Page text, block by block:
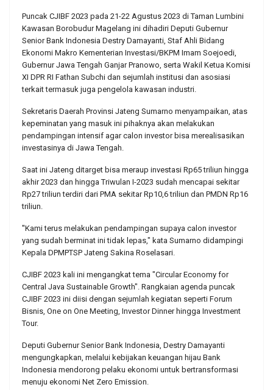
Puncak CJIBF 2023 pada 21-22 Agustus 2023 di Taman Lumbini
Kawasan Borobudur Magelang ini dihadiri Deputi Gubernur
Senior Bank Indonesia Destry Damayanti, Staf Ahli Bidang
Ekonomi Makro Kementerian Investasi/BKPM Imam Soejoedi,
Gubernur Jawa Tengah Ganjar Pranowo, serta Wakil Ketua Komisi
XI DPR RI Fathan Subchi dan sejumlah institusi dan asosiasi
terkait termasuk juga pengelola kawasan industri.
Sekretaris Daerah Provinsi Jateng Sumarno menyampaikan, atas
kepeminatan yang masuk ini pihaknya akan melakukan
pendampingan intensif agar calon investor bisa merealisasikan
investasinya di Jawa Tengah.
Saat ini Jateng ditarget bisa meraup investasi Rp65 triliun hingga
akhir 2023 dan hingga Triwulan I-2023 sudah mencapai sekitar
Rp27 triliun terdiri dari PMA sekitar Rp10,6 triliun dan PMDN Rp16
triliun.
''Kami terus melakukan pendampingan supaya calon investor
yang sudah berminat ini tidak lepas," kata Sumarno didampingi
Kepala DPMPTSP Jateng Sakina Roselasari.
CJIBF 2023 kali ini mengangkat tema "Circular Economy for
Central Java Sustainable Growth". Rangkaian agenda puncak
CJIBF 2023 ini diisi dengan sejumlah kegiatan seperti Forum
Bisnis, One on One Meeting, Investor Dinner hingga Investment
Tour.
Deputi Gubernur Senior Bank Indonesia, Destry Damayanti
mengungkapkan, melalui kebijakan keuangan hijau Bank
Indonesia mendorong pelaku ekonomi untuk bertransformasi
menuju ekonomi Net Zero Emission.